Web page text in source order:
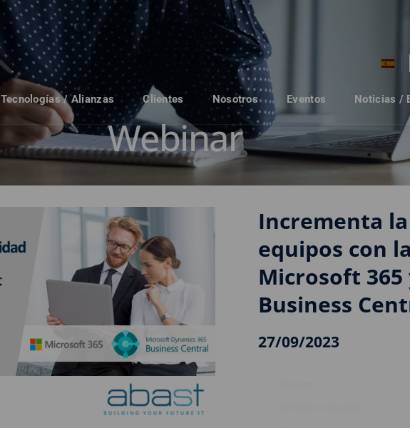
Tecnologías / Alianzas Clientes Nosotros Eventos Noticias /
Webinar
Incrementa
equipos con
Microsoft 365
Business
27/09/2023